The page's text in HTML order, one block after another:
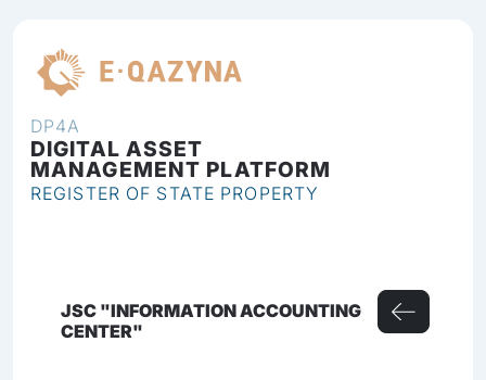
DP4A
DIGITAL ASSET
MANAGEMENT PLATFORM
REGISTER OF STATE PROPERTY
JSC "INFORMATION ACCOUNTING
CENTER"